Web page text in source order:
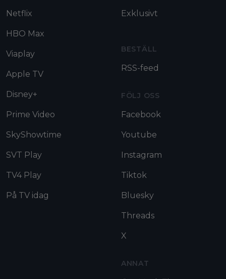
Netflix
HBO Max
Viaplay
Apple TV
Disney+
Prime Video
SkyShowtime
SVT Play
TV4 Play
På TV idag
Exklusivt
BESTÄLL
RSS-feed
FÖLJ OSS
Facebook
Youtube
Instagram
Tiktok
Bluesky
Threads
X
ANNAT